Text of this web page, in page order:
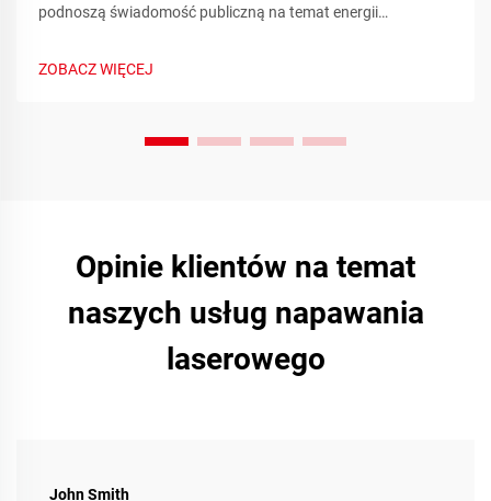
podnoszą świadomość publiczną na temat energii
Dowiedz się więcej już dziś.
ZOBACZ WIĘCEJ
Opinie klientów na temat
naszych usług napawania
laserowego
John Smith